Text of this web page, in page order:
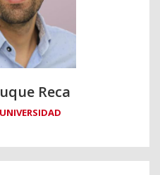
Reca